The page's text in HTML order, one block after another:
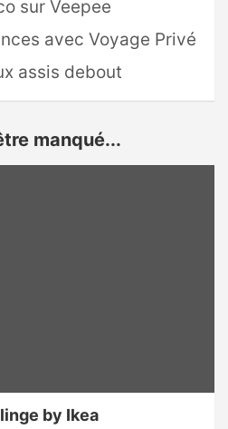
sur Veepee
avec Voyage Privé
assis debout
manqué...
by Ikea